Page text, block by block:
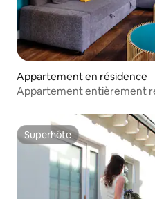
Appartement en résidence
Appartement entièrement
Superhôte
Superhôte